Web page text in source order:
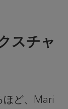
スチャ
ほど、Mari